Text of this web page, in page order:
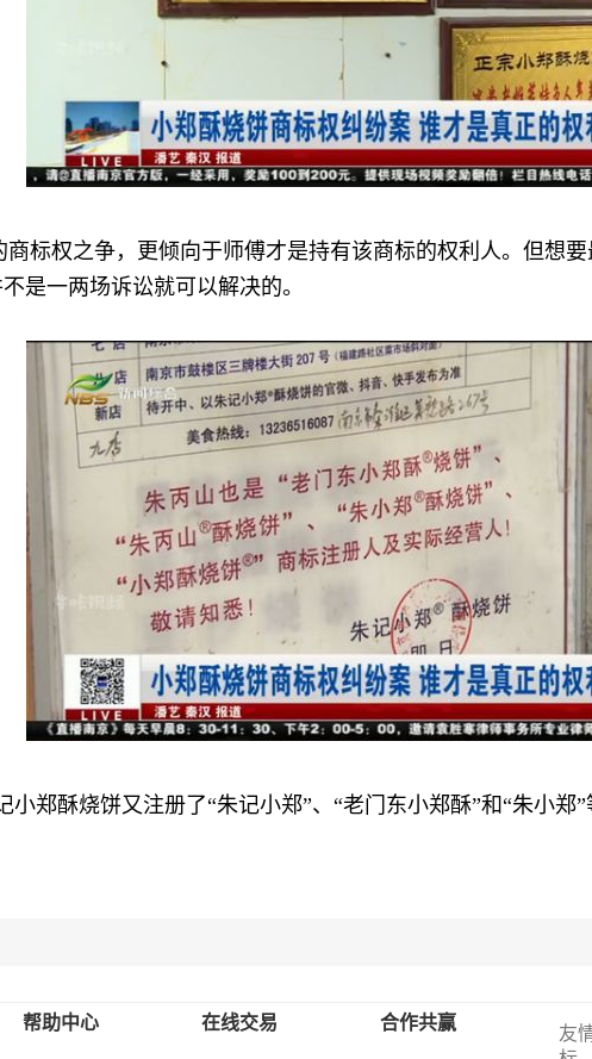
权之争，更倾向于师傅才是持有该商标的权利人。但想要
是一两场诉讼就可以解决的。
酥烧饼又注册了“朱记小郑”、“老门东小郑酥”和“朱小郑”
帮助中心
在线交易
合作共赢
友